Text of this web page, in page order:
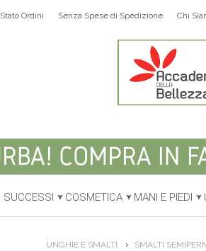
Stato Ordini Senza Spese di Spedizione Chi
I SUCCESSI COSMETICA MANI E PIEDI
UNGHIE E SMALTI SMALTI